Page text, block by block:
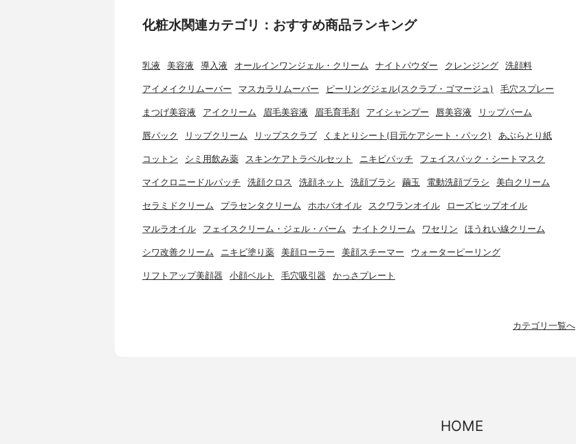
化粧水関連カテゴリ：おすすめ商品ランキング
乳液 美容液 導入液 オールインワンジェル・クリーム ナイトパウダー クレンジング 洗顔料
アイメイクリムーバー マスカラリムーバー ピーリングジェル(スクラブ・ゴマージュ) 毛穴スプレー
まつげ美容液 アイクリーム 眉毛美容液 眉毛育毛剤 アイシャンプー 唇美容液 リップバーム
唇パック リップクリーム リップスクラブ くまとりシート(目元ケアシート・パック) あぶらとり紙
コットン シミ用飲み薬 スキンケアトラベルセット ニキビパッチ フェイスパック・シートマスク
マイクロニードルパッチ 洗顔クロス 洗顔ネット 洗顔ブラシ 繭玉 電動洗顔ブラシ 美白クリーム
セラミドクリーム プラセンタクリーム ホホバオイル スクワランオイル ローズヒップオイル
マルラオイル フェイスクリーム・ジェル・バーム ナイトクリーム ワセリン ほうれい線クリーム
シワ改善クリーム ニキビ塗り薬 美顔ローラー 美顔スチーマー ウォーターピーリング
リフトアップ美顔器 小顔ベルト 毛穴吸引器 かっさプレート
カテゴリ一覧へ
HOME